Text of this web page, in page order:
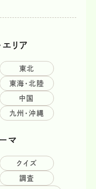
エリア
東北
東海・北陸
中国
九州・沖縄
マ
クイズ
調査